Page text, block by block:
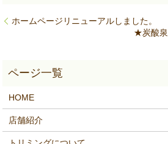
ホームページリニューアルしました。
★炭酸
HOME
店舗紹介